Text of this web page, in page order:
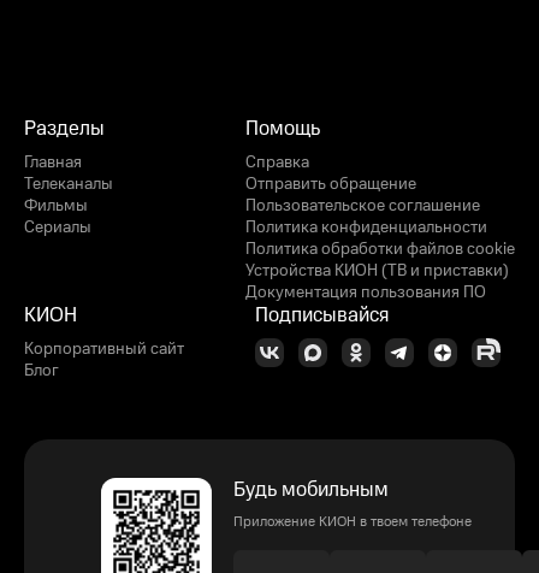
Разделы
Главная
Телеканалы
Фильмы
Сериалы
Помощь
Справка
Отправить обращение
Пользовательское соглашение
Политика конфиденциальности
Политика обработки файлов cookie
Устройства КИОН (ТВ и приставки)
Документация пользования ПО
КИОН
Корпоративный сайт
Блог
Подписывайся
Будь мобильным
Приложение КИОН в твоем телефоне